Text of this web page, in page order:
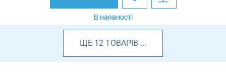
В наявності
ЩЕ 12 ТОВАРІВ ...